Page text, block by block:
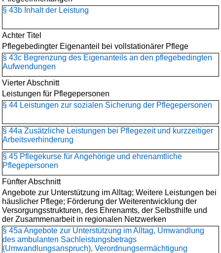
§ 43b Inhalt der Leistung
Achter Titel
Pflegebedingter Eigenanteil bei vollstationärer Pflege
§ 43c Begrenzung des Eigenanteils an den pflegebedingten
Aufwendungen
Vierter Abschnitt
Leistungen für Pflegepersonen
§ 44 Leistungen zur sozialen Sicherung der Pflegepersonen
§ 44a Zusätzliche Leistungen bei Pflegezeit und kurzzeitiger
Arbeitsverhinderung
§ 45 Pflegekurse für Angehörige und ehrenamtliche
Pflegepersonen
Fünfter Abschnitt
Angebote zur Unterstützung im Alltag; Weitere Leistungen bei
häuslicher Pflege; Förderung der Weiterentwicklung der
Versorgungsstrukturen, des Ehrenamts, der Selbsthilfe und
der Zusammenarbeit in regionalen Netzwerken
§ 45a Angebote zur Unterstützung im Alltag, Umwandlung
des ambulanten Sachleistungsbetrags
(Umwandlungsanspruch), Verordnungsermächtigung